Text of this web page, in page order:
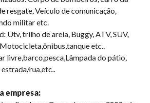
resgate, Veículo de comunicação,
militar etc.
Utv, trilho de areia, Buggy, ATV, SUV,
etc..
livre,barco,pesca,Lâmpada do pátio,
rua,etc..
empresa: